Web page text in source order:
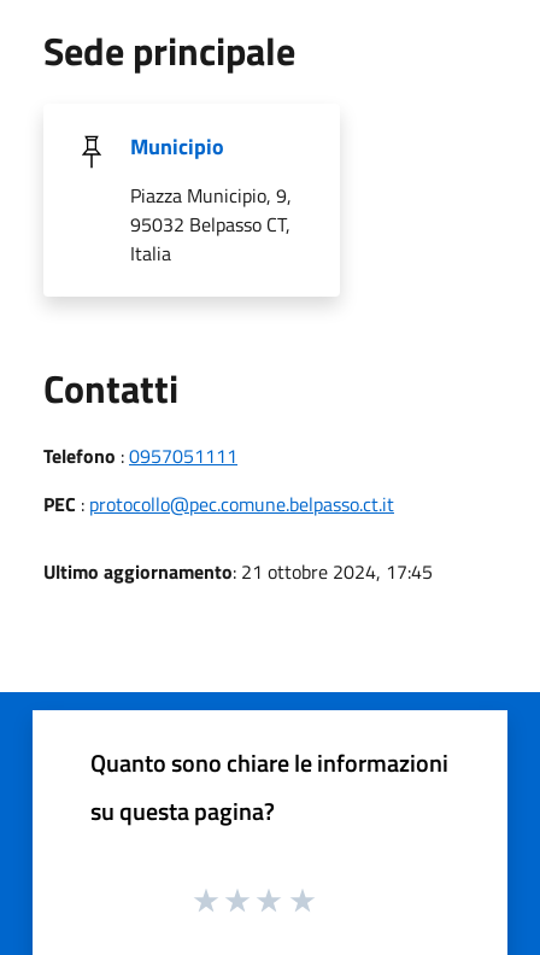
Sede principale
Municipio
Piazza Municipio, 9,
95032 Belpasso CT,
Italia
Contatti
Telefono :0957051111
PEC : protocollo@pec.comune.belpasso.ct.it
Ultimo aggiornamento: 21 ottobre 2024, 17:45
Quanto sono chiare le informazioni
su questa pagina?